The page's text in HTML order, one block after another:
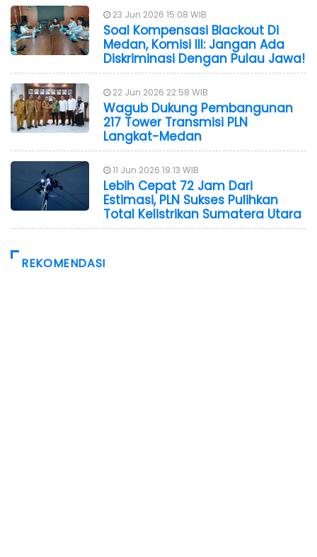
23 Jun 2026 15:08 WIB
Soal Kompensasi Blackout Di
Medan, Komisi III: Jangan Ada
Diskriminasi Dengan Pulau Jawa!
22 Jun 2026 22:58 WIB
Wagub Dukung Pembangunan
217 Tower Transmisi PLN
Langkat-Medan
11 Jun 2026 19:13 WIB
Lebih Cepat 72 Jam Dari
Estimasi, PLN Sukses Pulihkan
Total Kelistrikan Sumatera Utara
REKOMENDASI